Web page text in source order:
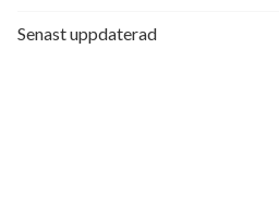
Senast uppdaterad